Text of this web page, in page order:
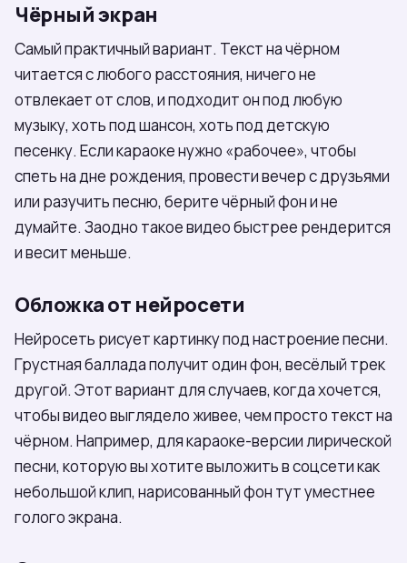
Чёрный экран
Самый практичный вариант. Текст на чёрном
читается с любого расстояния, ничего не
отвлекает от слов, и подходит он под любую
музыку, хоть под шансон, хоть под детскую
песенку. Если караоке нужно «рабочее», чтобы
спеть на дне рождения, провести вечер с друзьями
или разучить песню, берите чёрный фон и не
думайте. Заодно такое видео быстрее рендерится
и весит меньше.
Обложка от нейросети
Нейросеть рисует картинку под настроение песни.
Грустная баллада получит один фон, весёлый трек
другой. Этот вариант для случаев, когда хочется,
чтобы видео выглядело живее, чем просто текст на
чёрном. Например, для караоке-версии лирической
песни, которую вы хотите выложить в соцсети как
небольшой клип, нарисованный фон тут уместнее
голого экрана.